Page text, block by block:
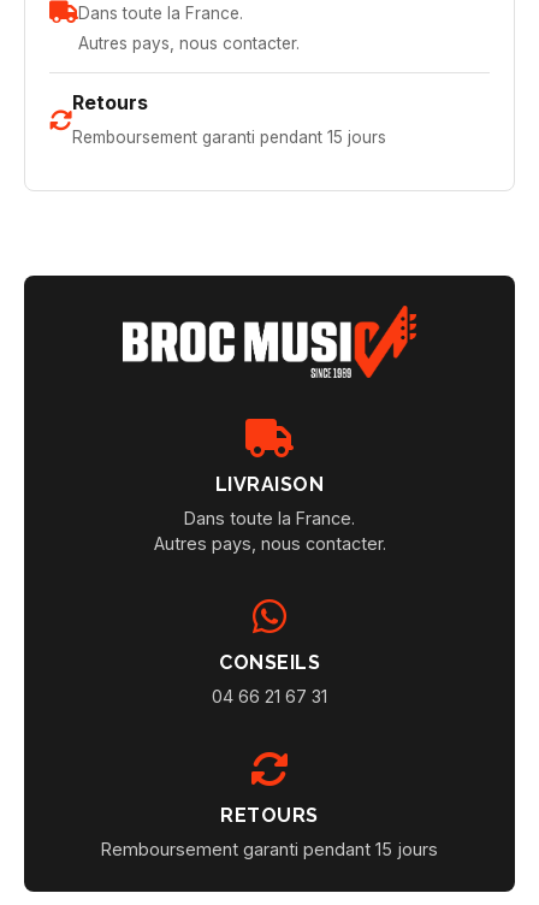
Dans toute la France.
Autres pays, nous contacter.
Retours
Remboursement garanti pendant 15 jours
LIVRAISON
Dans toute la France.
Autres pays, nous contacter.
CONSEILS
04 66 21 67 31
RETOURS
Remboursement garanti pendant 15 jours